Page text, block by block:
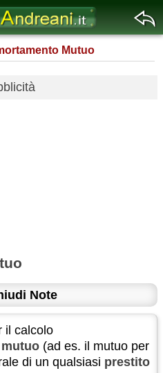
Mutuo
Note
il calcolo
(ad es. il mutuo per
di un qualsiasi prestito